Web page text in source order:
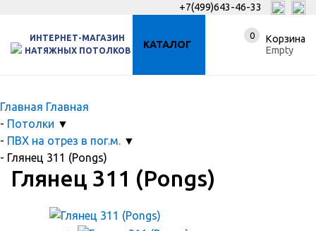
+7(499)643-46-33
ИНТЕРНЕТ-МАГАЗИН
НАТЯЖНЫХ ПОТОЛКОВ
КАТАЛОГ
0
Корзина
Empty
Главная Главная
- Потолки ▼
- ПВХ на отрез в пог.м. ▼
- Глянец 311 (Pongs)
Глянец 311 (Pongs)